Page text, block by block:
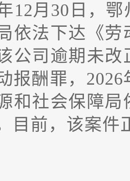
12月 30 日 ，
依法下达《
公司逾期未
报酬罪， 2026
和社会保障
目前，该案件